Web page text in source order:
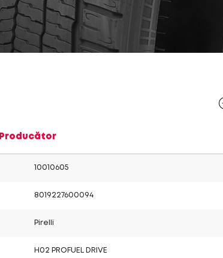
Producător
10010605
8019227600094
Pirelli
H02 PROFUEL DRIVE